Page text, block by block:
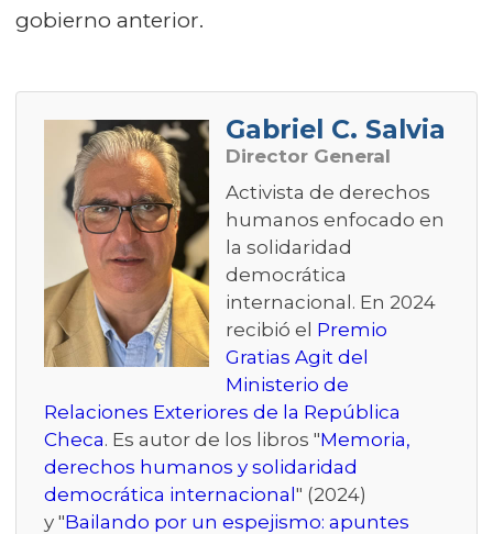
gobierno anterior.
Gabriel C. Salvia
Director General
Activista de derechos
humanos enfocado en
la solidaridad
democrática
internacional. En 2024
recibió el Premio
Gratias Agit del
Ministerio de
Relaciones Exteriores de la República
Checa. Es autor de los libros "Memoria,
derechos humanos y solidaridad
democrática internacional" (2024)
y "Bailando por un espejismo: apuntes